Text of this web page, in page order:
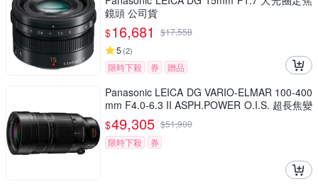
鏡頭 公司貨
$16,681 $17,558
5 (2)
限時下殺 券 贈品
Panasonic LEICA DG VARIO-ELMAR 100-400
mm F4.0-6.3 II ASPH.POWER O.I.S. 超長焦變
焦鏡頭 公司貨 H-RSA100400G
$49,305 $51,900
限時下殺
券